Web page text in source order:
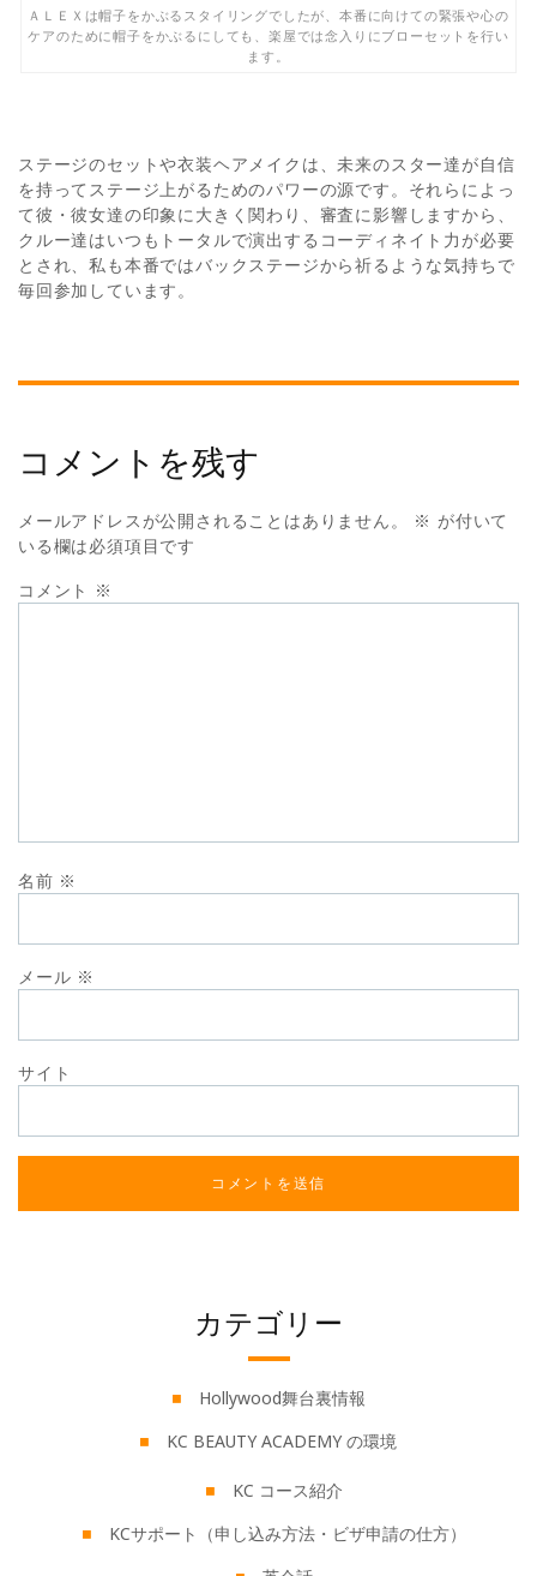
カテゴリー
Hollywood舞台裏情報
KC BEAUTY ACADEMY の環境
KC コース紹介
KCサポート（申し込み方法・ビザ申請の仕方）
ＡＬＥＸは帽子をかぶるスタイリングでしたが、本番に向けての緊張や心の
ケアのために帽子をかぶるにしても、楽屋では念入りにブローセットを行い
ます。
ステージのセットや衣装ヘアメイクは、未来のスター達が自信
を持ってステージ上がるためのパワーの源です。それらによっ
て彼・彼女達の印象に大きく関わり、審査に影響しますから、
クルー達はいつもトータルで演出するコーディネイト力が必要
とされ、私も本番ではバックステージから祈るような気持ちで
毎回参加しています。
コメントを残す
メールアドレスが公開されることはありません。 ※ が付いて
いる欄は必須項目です
コメント ※
名前 ※
メール ※
サイト